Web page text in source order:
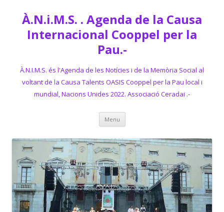
À.N.i.M.S. . Agenda de la Causa
Internacional Cooppel per la
Pau.-
À.N.I.M.S. és l'Agenda de les Notícies i de la Memòria Social al
voltant de la Causa Talents OASIS Cooppel per la Pau local i
mundial, Nacions Unides 2022. Associació Ceradai .-
Menu Skip
content